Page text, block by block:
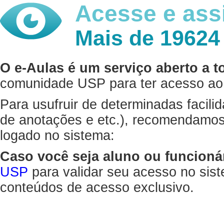
Acesse e
Mais de
O e-Aulas é um serviço aberto a
comunidade USP para ter acesso
Para usufruir de determinadas
de anotações e etc.),
logado no sistema:
Caso você seja aluno ou
USP para validar seu acesso no
conteúdos de acesso exclusivo.